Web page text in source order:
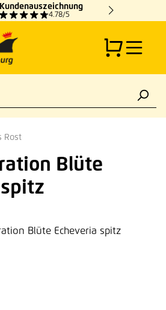
Kundenauszeichnung
4.78/5
Rost
Blüte